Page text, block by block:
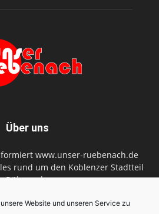
Website und unseren Service zu
Über uns
www.unser-ruebenach.de
rund um den Koblenzer Stadtteil
Rübenach.
redaktion@unser-ruebenach.de